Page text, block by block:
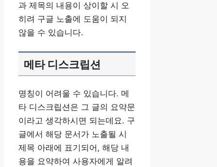
과 제목의 내용이 상이할 시 오
히려 구글 노출에 도움이 되지
않을 수 있습니다.
메타 디스크립션
명칭이 어려울 수 있습니다. 메
타 디스크립션은 그 글의 요약문
이라고 생각하시면 되는데요. 구
글에서 해당 문서가 노출될 시
제목 아래에 표기되어, 해당 내
용을 요약하여 사용자에게 알려